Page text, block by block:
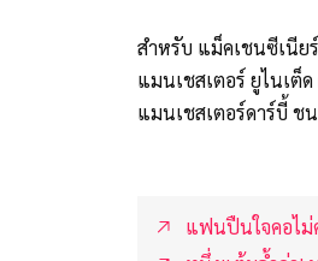
สำหรับ แม็คเชนซีเนีย
แมนเชสเตอร์ ยูไนเต็
แมนเชสเตอร์ดาร์บี้ ช
แฟนปืนใจคอไม่